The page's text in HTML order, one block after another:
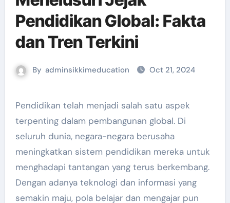
Pendidikan Global: Fakta
dan Tren Terkini
By adminsikkimeducation Oct 21, 2024
Pendidikan telah menjadi salah satu aspek
terpenting dalam pembangunan global. Di
seluruh dunia, negara-negara berusaha
meningkatkan sistem pendidikan mereka untuk
menghadapi tantangan yang terus berkembang.
Dengan adanya teknologi dan informasi yang
semakin maju, pola belajar dan mengajar pun